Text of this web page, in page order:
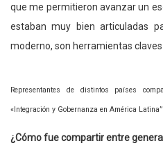
que me permitieron avanzar un
estaban muy bien articuladas
moderno, son herramientas
Representantes de distintos países
«Integración y Gobernanza en América Latina”
¿Cómo fue compartir entre